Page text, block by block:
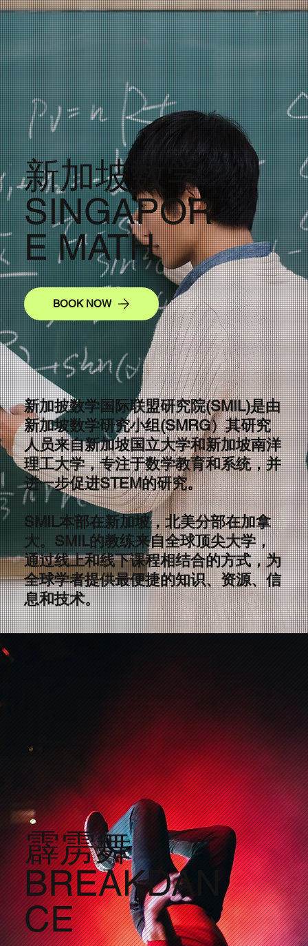
新加坡数学
SINGAPOR
E MATH
BOOK NOW
新加披数学国际联盟研究院(SMIL)是由
新加坡数学研究小组(SMRG）其研究
人员来自新加坡国立大学和新加坡南洋
理工大学，专注于数学教育和系统，并
进一步促进STEM的研究。
SMIL本部在新加坡，北美分部在加拿
大。SMIL的教练来自全球顶尖大学，
通过线上和线下课程相结合的方式，为
全球学者提供最便捷的知识、资源、信
息和技术。
霹雳舞
BREAKDAN
CE